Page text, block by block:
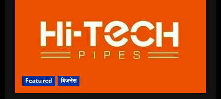
Featured बिजनेस